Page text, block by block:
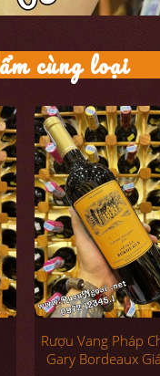
cùng loại
Rượu Vang Pháp
Gary Bordeaux